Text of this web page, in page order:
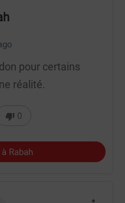
pour certains
réalité.
0
Rabah